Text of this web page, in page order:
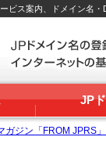
ビス案内、ドメイン名・
JP
ガジン「FROM JPRS」